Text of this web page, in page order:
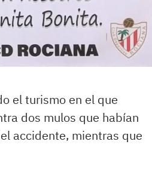
el turismo en el que
dos mulos que habían
accidente, mientras que